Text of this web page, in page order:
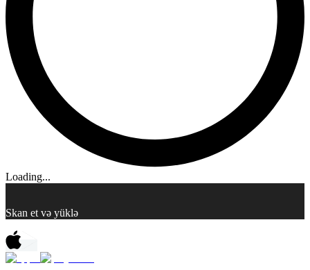
Loading...
Skan et və yüklə